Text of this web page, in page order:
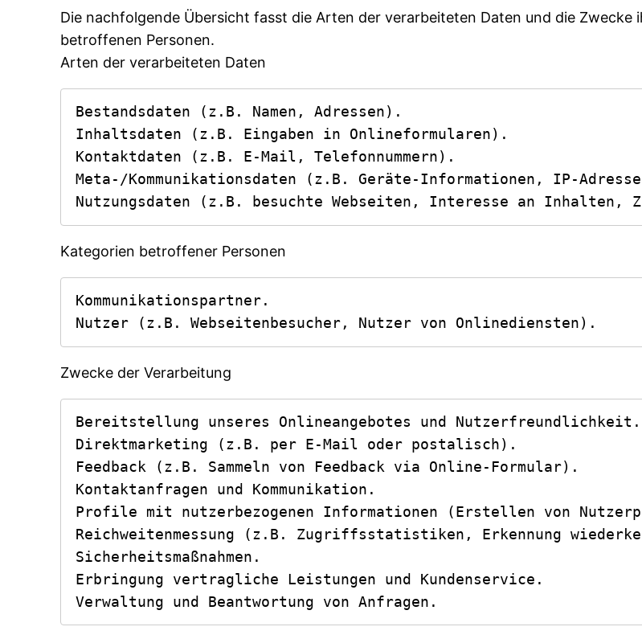
Die nachfolgende Übersicht fasst die Arten der verarbeiteten Daten und die Zwecke
betroffenen Personen.
Arten der verarbeiteten Daten
Bestandsdaten (z.B. Namen, Adressen).
Inhaltsdaten (z.B. Eingaben in Onlineformularen).
Kontaktdaten (z.B. E-Mail, Telefonnummern).
Meta-/Kommunikationsdaten (z.B. Geräte-Informationen, IP-
Nutzungsdaten (z.B. besuchte Webseiten, Interesse an Inhalten,
Kategorien betroffener Personen
Kommunikationspartner.
Nutzer (z.B. Webseitenbesucher, Nutzer von Onlinediensten).
Zwecke der Verarbeitung
Bereitstellung unseres Onlineangebotes und Nutzerfreundlichkeit.
Direktmarketing (z.B. per E-Mail oder postalisch).
Feedback (z.B. Sammeln von Feedback via Online-Formular).
Kontaktanfragen und Kommunikation.
Profile mit nutzerbezogenen Informationen (Erstellen von
Reichweitenmessung (z.B. Zugriffsstatistiken, Erkennung
Sicherheitsmaßnahmen.
Erbringung vertragliche Leistungen und Kundenservice.
Verwaltung und Beantwortung von Anfragen.